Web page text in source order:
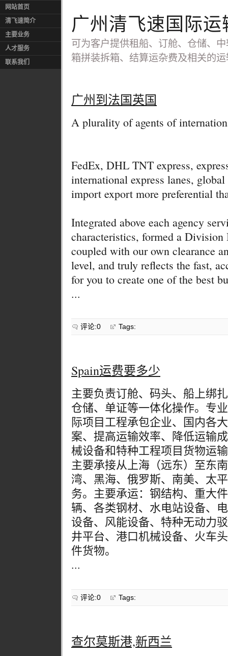
网站首页
清飞速简介
主要业务
人才服务
联系我们
广州清飞速国际运
可为客户提供租船、订舱、仓储、
箱拼装拆箱、结算运杂费及相关的
广州到法国英国
A plurality of agents of
FedEx, DHL TNT express,
international express lanes,
import export more preferential
Integrated above each agency
characteristics, formed a Division
coupled with our own clearance
level, and truly reflects the fast,
for you to create one of the best
...
评论:0 Tags:
Spain运费要多少
主要负责订舱、码头、船上绑
仓储、单证等一体化操作。专
际项目工程承包企业、国内各
案、提高运输效率、降低运输
械设备和特种工程项目货物运
主要承接从上海（远东）至东
湾、黑海、俄罗斯、南美、太
务。主要承运：钢结构、重大
辆、各类钢材、水电站设备、
设备、风能设备、特种无动力
井平台、港口机械设备、火车
件货物。
...
评论:0 Tags:
查尔莫斯港,新西兰